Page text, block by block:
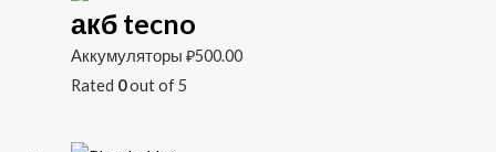
акб tecno
Аккумуляторы ₽500.00
Rated 0out of 5